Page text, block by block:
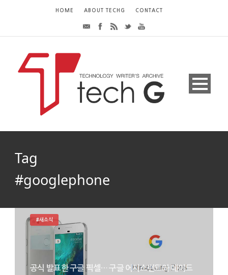
HOME ABOUT TECHG CONTACT
Tag
#googlephone
공식 발표한 구글 픽셀… 구글 어시스턴트와 데이드
#새소식